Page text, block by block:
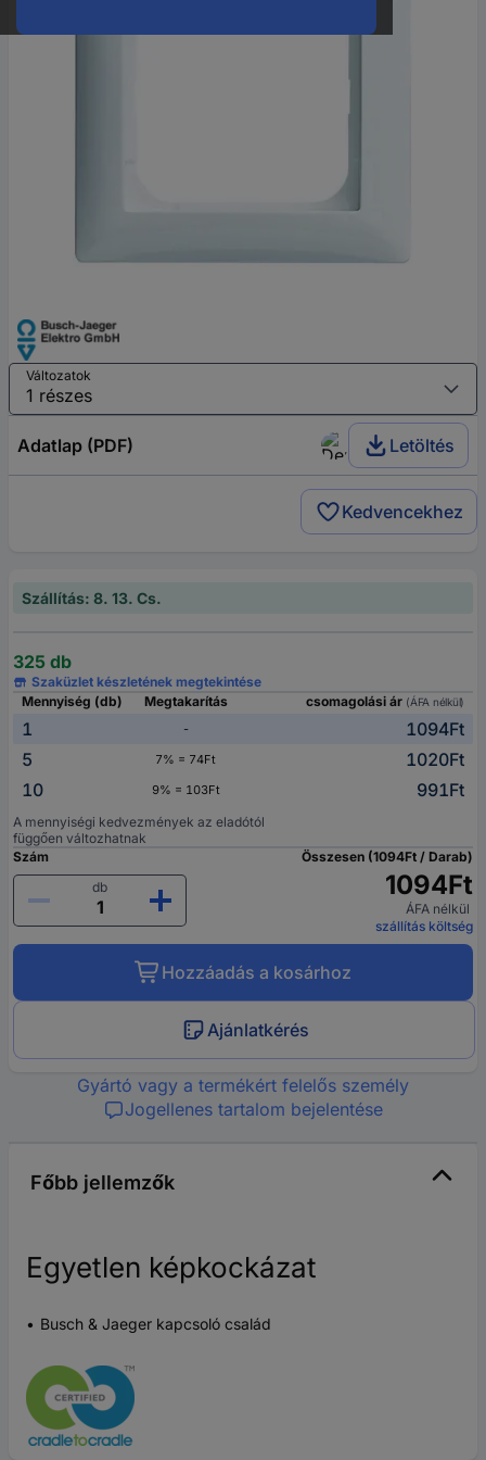
Változatok
Adatlap (PDF) Letöltés
Kedvencekhez
Szállítás: 8. 13. Cs.
325 db
Szaküzlet készletének megtekintése
Mennyiség (db)
Megtakarítás csomagolási ár (ÁFA nélkül)
1 -
1094Ft
5
7% = 74Ft
1020Ft
10
9% = 103Ft 991Ft
A mennyiségi kedvezmények az eladótól
függően változhatnak
Szám
db
Összesen (1094Ft / Darab)
1094Ft
ÁFA nélkül
szállítás költség
Hozzáadás a kosárhoz
Ajánlatkérés
Gyártó vagy a termékért felelős személy
Jogellenes tartalom bejelentése
Főbb jellemzők
Egyetlen képkockázat
Busch & Jaeger kapcsoló család